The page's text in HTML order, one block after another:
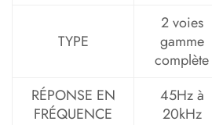
TYPE
2 voies
gamme
complète
RÉPONSE EN
FRÉQUENCE
45Hz à
20kHz